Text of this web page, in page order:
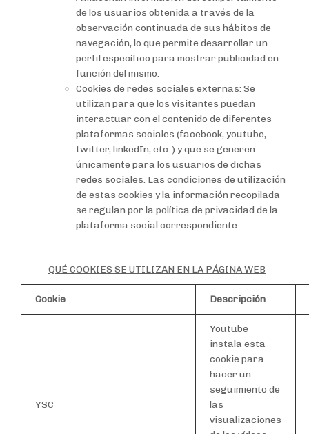
de los usuarios obtenida a través de la
observación continuada de sus hábitos de
navegación, lo que permite desarrollar un
perfil específico para mostrar publicidad en
función del mismo.
Cookies de redes sociales externas: Se
utilizan para que los visitantes puedan
interactuar con el contenido de diferentes
plataformas sociales (facebook, youtube,
twitter, linkedIn, etc..) y que se generen
únicamente para los usuarios de dichas
redes sociales. Las condiciones de utilización
de estas cookies y la información recopilada
se regulan por la política de privacidad de la
plataforma social correspondiente.
QUÉ COOKIES SE UTILIZAN EN LA PÁGINA WEB
Cookie Descripción
YSC
Youtube
instala esta
cookie para
hacer un
seguimiento de
las
visualizaciones